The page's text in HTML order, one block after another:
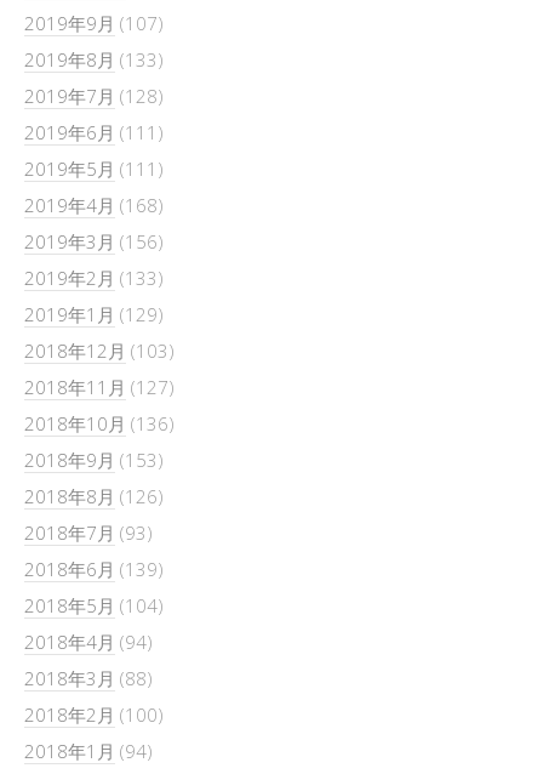
2019年9月 (107)
2019年8月 (133)
2019年7月 (128)
2019年6月 (111)
2019年5月 (111)
2019年4月 (168)
2019年3月 (156)
2019年2月 (133)
2019年1月 (129)
2018年12月 (103)
2018年11月 (127)
2018年10月 (136)
2018年9月 (153)
2018年8月 (126)
2018年7月 (93)
2018年6月 (139)
2018年5月 (104)
2018年4月 (94)
2018年3月 (88)
2018年2月 (100)
2018年1月 (94)